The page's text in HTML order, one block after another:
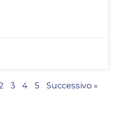
3 4 5 Successivo »